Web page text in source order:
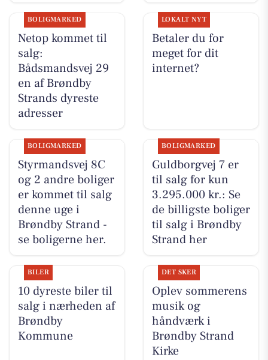
BOLIGMARKED
Netop kommet til
salg:
Bådsmandsvej 29
en af Brøndby
Strands dyreste
adresser
LOKALT NYT
Betaler du for
meget for dit
internet?
BOLIGMARKED
Styrmandsvej 8C
og 2 andre boliger
er kommet til salg
denne uge i
Brøndby Strand -
se boligerne her.
BOLIGMARKED
Guldborgvej 7 er
til salg for kun
3.295.000 kr.: Se
de billigste boliger
til salg i Brøndby
Strand her
BILER
10 dyreste biler til
salg i nærheden af
Brøndby
Kommune
DET SKER
Oplev sommerens
musik og
håndværk i
Brøndby Strand
Kirke